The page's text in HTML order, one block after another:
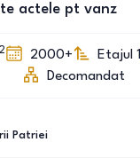
actele pt vanz
2 2000+ Etajul 1
Decomandat
Patriei